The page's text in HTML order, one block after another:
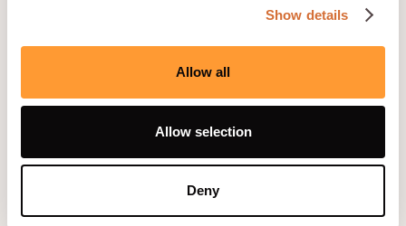
Show details
Allow all
Allow selection
Deny
Les centres de données consomment 2 % de
l'électricité mondiale, et ce chiffre augmente chaque
année. Big Tech aime vanter ses efforts pour passer aux
carbone. Pourtant, la réalité est que la demande de
stockage dans le cloud augmente plus rapidement que
L'énergie utilisée pour le traitement des données lors
d'événements tels que le Black Friday, lorsque les flux
de données sont les plus importants, accentue la
pression sur l'environnement. Ainsi, même si la